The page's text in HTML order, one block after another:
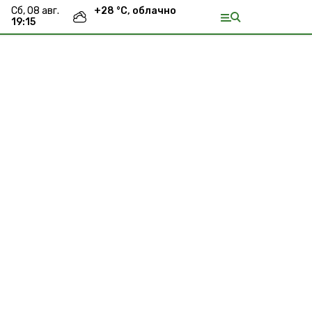
сб, 08 авг.
19:15
+28 °С, облачно